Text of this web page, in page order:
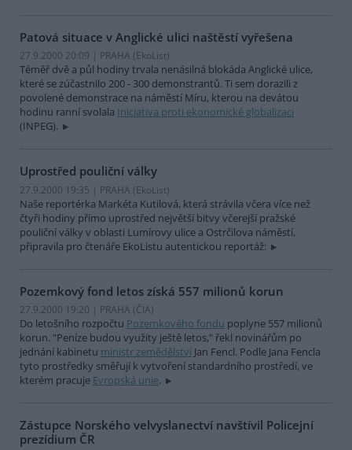
Patová situace v Anglické ulici naštěstí vyřešena
27.9.2000 20:09 | PRAHA (EkoList)
Téměř dvě a půl hodiny trvala nenásilná blokáda Anglické ulice,
které se zúčastnilo 200 - 300 demonstrantů. Ti sem dorazili z
povolené demonstrace na náměstí Míru, kterou na devátou
hodinu ranní svolala Iniciativa proti ekonomické globalizaci
(INPEG).
Uprostřed pouliční války
27.9.2000 19:35 | PRAHA (EkoList)
Naše reportérka Markéta Kutilová, která strávila včera více než
čtyři hodiny přímo uprostřed největší bitvy včerejší pražské
pouliční války v oblasti Lumírovy ulice a Ostrčilova náměstí,
připravila pro čtenáře EkoListu autentickou reportáž:
Pozemkový fond letos získá 557 milionů korun
27.9.2000 19:20 | PRAHA (ČIA)
Do letošního rozpočtu Pozemkového fondu poplyne 557 milionů
korun. "Peníze budou využity ještě letos," řekl novinářům po
jednání kabinetu ministr zemědělství Jan Fencl. Podle Jana Fencla
tyto prostředky směřují k vytvoření standardního prostředí, ve
kterém pracuje Evropská unie.
Zástupce Norského velvyslanectví navštívil Policejní
prezídium ČR